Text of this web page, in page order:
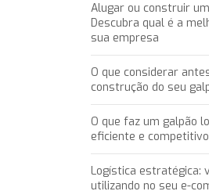
Alugar ou construir
Descubra qual é a
sua empresa
O que considerar
construção do seu
O que faz um galpão
eficiente e
Logística estratégica:
utilizando no seu e-